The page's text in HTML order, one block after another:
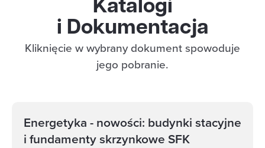
Katalogi
i Dokumentacja
Kliknięcie w wybrany dokument spowoduje
jego pobranie.
Energetyka - nowości: budynki stacyjne
i fundamenty skrzynkowe SFK